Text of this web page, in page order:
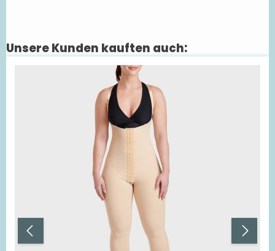
Produktgalerie überspringen
Unsere Kunden kauften auch: